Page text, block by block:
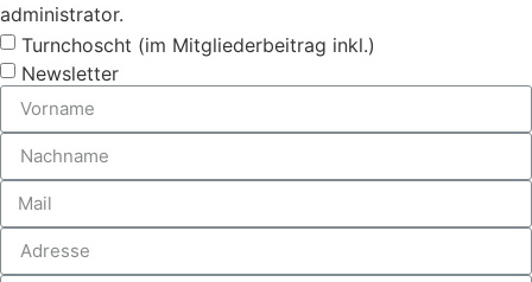
administrator.
Turnchoscht (im Mitgliederbeitrag inkl.)
Newsletter